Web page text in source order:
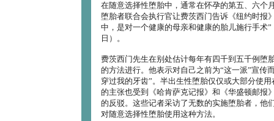
在随意选择性堕胎中，通常在怀孕的第五、六个
堕胎者联合会执行官让费茨西门告诉《纽约时报
中，是对一个健康的母亲和健康的胎儿施行手术”
日）。
费茨西门先生在别处估计每年有四千到五千例堕
的方法进行。他表示对自己之前为“这一派”宣传
穿过我的牙齿”。半出生性堕胎仅仅或大部分使
的主张也受到《哈肯萨克记报》和《华盛顿邮报
的反驳。这些记者采访了无数的实施堕胎者，他
对随意选择性堕胎使用这种方法。